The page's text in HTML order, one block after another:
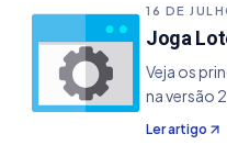
16 DE
Joga
Veja os
na versão
ajustes
Ler artigo